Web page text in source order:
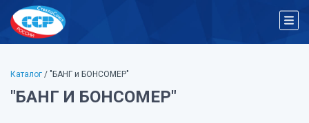
Каталог / "БАНГ и БОНСОМЕР"
"БАНГ И БОНСОМЕР"